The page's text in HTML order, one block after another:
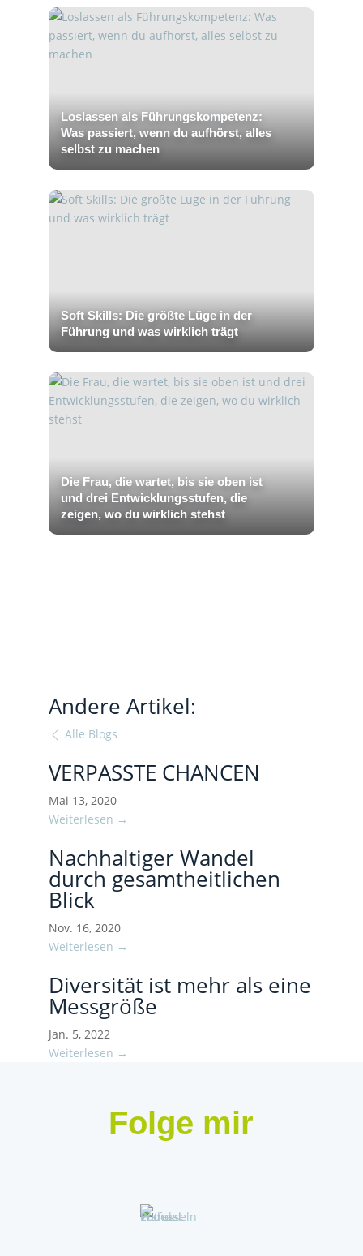
Loslassen als Führungskompetenz:
Was passiert, wenn du aufhörst, alles
selbst zu machen
Soft Skills: Die größte Lüge in der
Führung und was wirklich trägt
Die Frau, die wartet, bis sie oben ist
und drei Entwicklungsstufen, die
zeigen, wo du wirklich stehst
Andere Artikel:
Alle Blogs
VERPASSTE CHANCEN
Mai 13, 2020
Weiterlesen →
Nachhaltiger Wandel
durch gesamtheitlichen
Blick
Nov. 16, 2020
Weiterlesen →
Diversität ist mehr als eine
Messgröße
Jan. 5, 2022
Weiterlesen →
Folge mir